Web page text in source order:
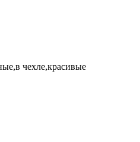
чехле,красивые